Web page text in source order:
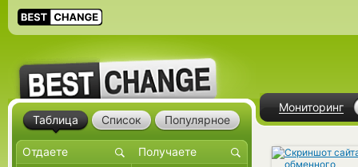
Мониторинг
Таблица Список Популярное